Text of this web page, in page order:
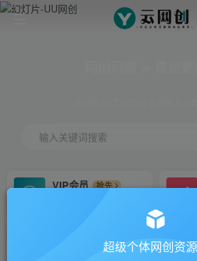
输入关键词搜索
VIP会员
抢先
会员专属推广链接超级个体网创资